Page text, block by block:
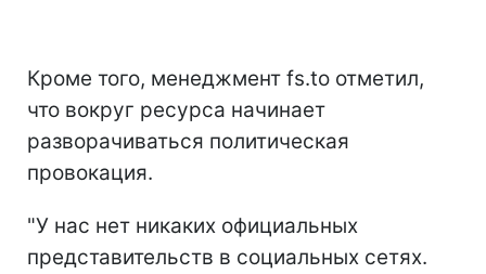
Кроме того, менеджмент fs.to отметил,
что вокруг ресурса начинает
разворачиваться политическая
провокация.
"У нас нет никаких официальных
представительств в социальных сетях.